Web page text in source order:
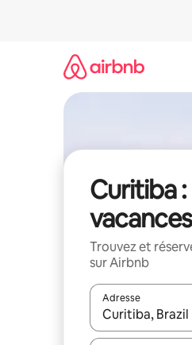
Curitiba
vacances
Trouvez et
sur Airbnb
Adresse
Lorsque les